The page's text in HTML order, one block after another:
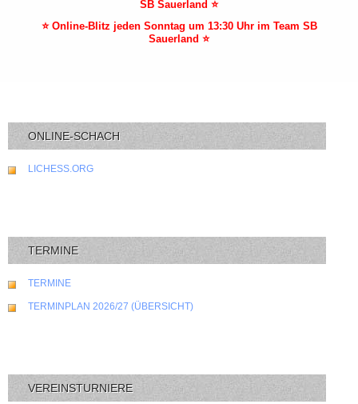
SB Sauerland ⭐
⭐ Online-Blitz jeden Sonntag um 13:30 Uhr im Team SB
Sauerland ⭐
ONLINE-SCHACH
LICHESS.ORG
TERMINE
TERMINE
TERMINPLAN 2026/27 (ÜBERSICHT)
VEREINSTURNIERE